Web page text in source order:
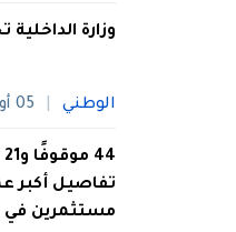
وزارة الداخلية
الوطني 05 أوت
تفاصيل أكبر
مستثمرين في